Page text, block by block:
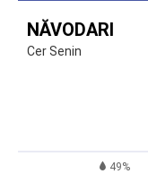
NĂVODARI
Cer Senin
49%